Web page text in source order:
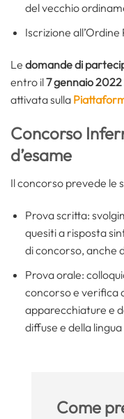
del vecchio
Iscrizione
Le domande di
entro il7 gennaio 2022
attivata sulla
Concorso
d’esame
Il concorso prevede le
Prova scritta:
quesiti a risposta
di concorso, anche
Prova orale:
concorso e verifica
apparecchiature e
diffuse e della
Come